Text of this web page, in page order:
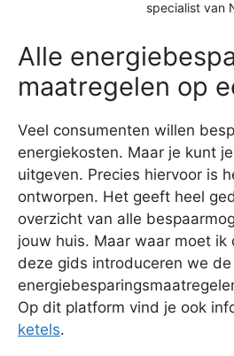
specialist van
Alle
maatregelen op
Veel consumenten willen
energiekosten. Maar je kunt
uitgeven. Precies hiervoor is
ontworpen. Het geeft heel
overzicht van alle
jouw huis. Maar waar moet ik
deze gids introduceren we
Op dit platform vind je ook
ketels.